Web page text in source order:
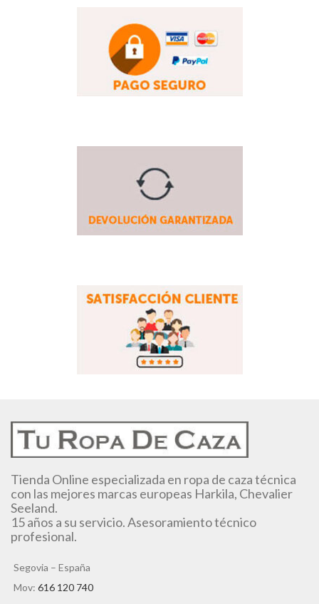
Tienda Online especializada en ropa de caza técnica
con las mejores marcas europeas Harkila, Chevalier
Seeland.
15 años a su servicio. Asesoramiento técnico
profesional.
Segovia – España
Mov: 616 120 740